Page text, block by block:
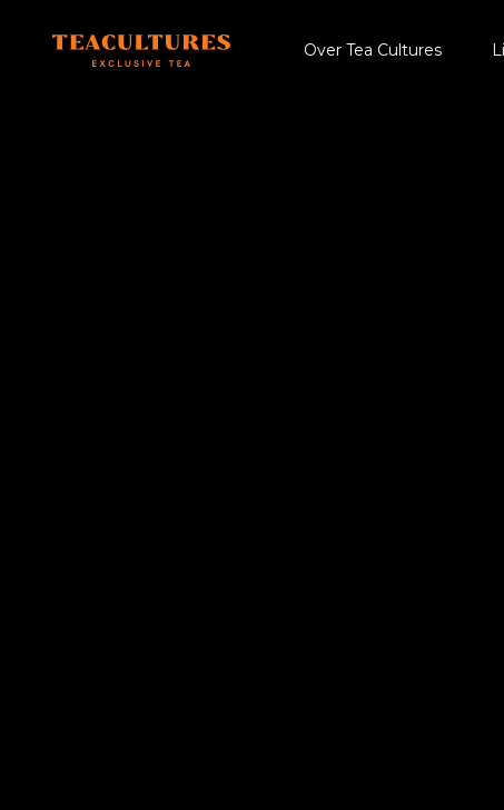
Over Tea Cultures